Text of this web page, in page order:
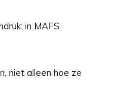
in MAFS
niet alleen hoe ze